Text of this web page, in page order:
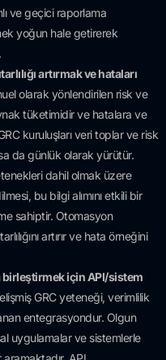
ve geçici raporlama
yoğun hale getirerek
artırmak ve hataları
olarak yönlendirilen risk ve
tüketimidir ve hatalara ve
kuruluşları veri toplar ve risk
da günlük olarak yürütür.
dahil olmak üzere
bu bilgi alımını etkili bir
sahiptir. Otomasyon
artırır ve hata örneğini
için API/sistem
GRC yeteneği, verimlilik
entegrasyondur. Olgun
uygulamalar ve sistemlerle